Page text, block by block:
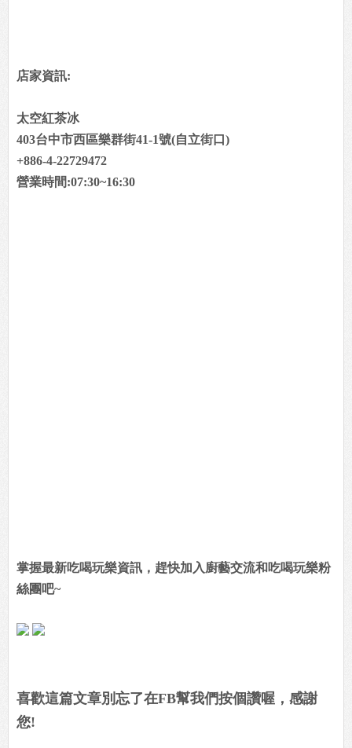
店家資訊:
太空紅茶冰
403台中市西區樂群街41-1號(自立街口)
+886-4-22729472
營業時間:07:30~16:30
掌握最新吃喝玩樂資訊，趕快加入廚藝交流和吃喝玩樂粉
絲團吧~
喜歡這篇文章別忘了在FB幫我們按個讚喔，感謝
您!